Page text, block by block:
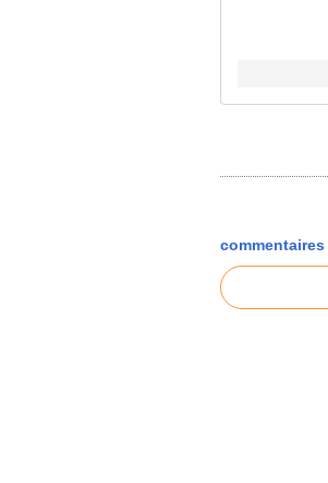
commentaires